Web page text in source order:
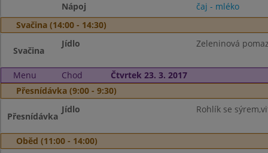
Nápoj
čaj - mléko
Svačina (14:00 - 14:30)
Svačina
Jídlo Zeleninová
Menu Chod
Čtvrtek 23. 3. 2017
Přesnídávka (9:00 - 9:30)
Přesnídávka
Jídlo Rohlík se
Oběd (11:00 - 14:00)